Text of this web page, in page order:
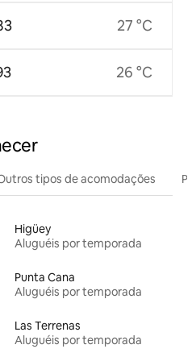
27 °C
26 °C
tipos de acomodações
Higüey
Aluguéis por temporada
Punta Cana
Aluguéis por temporada
Las Terrenas
Aluguéis por temporada